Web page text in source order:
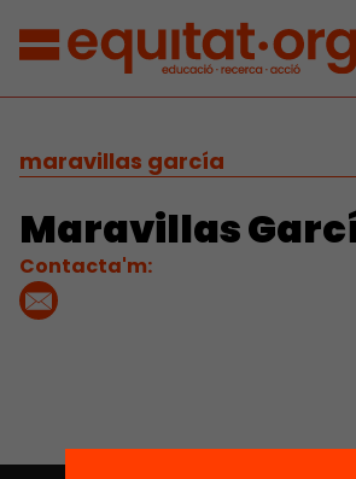
maravillas garcía
Maravillas
Contacta'm: